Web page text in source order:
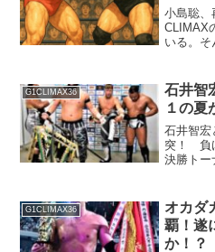
小島聡、
CLIMAX
いる。そ
戦出場
だ。対
G1CLIMAX36
石井智
１の夏
石井智宏
突！ 負
決勝トー
G1CLIMAX36
オカダ
覇！遂
か！？